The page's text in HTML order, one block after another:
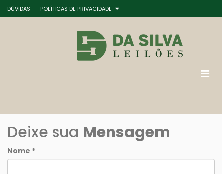
DÚVIDAS POLÍTICAS DE PRIVACIDADE
Deixe sua Mensagem
Nome *